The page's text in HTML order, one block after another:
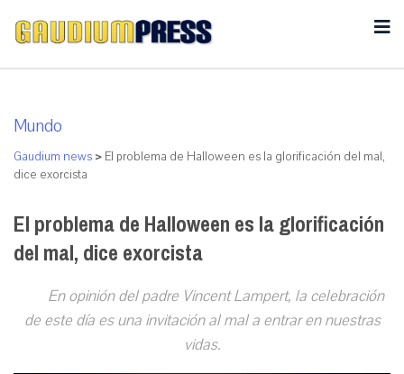
Mundo
Gaudium news > El problema de Halloween es la glorificación del mal,
dice exorcista
El problema de Halloween es la glorificación
del mal, dice exorcista
En opinión del padre Vincent Lampert, la celebración
de este día es una invitación al mal a entrar en nuestras
vidas.